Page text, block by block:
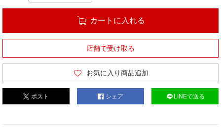
カートに入れる
店舗で受け取る
お気に入り商品追加
ポスト シェア LINEで送る